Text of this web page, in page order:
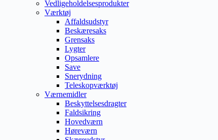
Vedligeholdelsesprodukter
Værktøj
Affaldsudstyr
Beskæresaks
Grensaks
Lygter
Opsamlere
Save
Snerydning
Teleskopværktøj
Værnemidler
Beskyttelsesdragter
Faldsikring
Hovedværn
Høreværn